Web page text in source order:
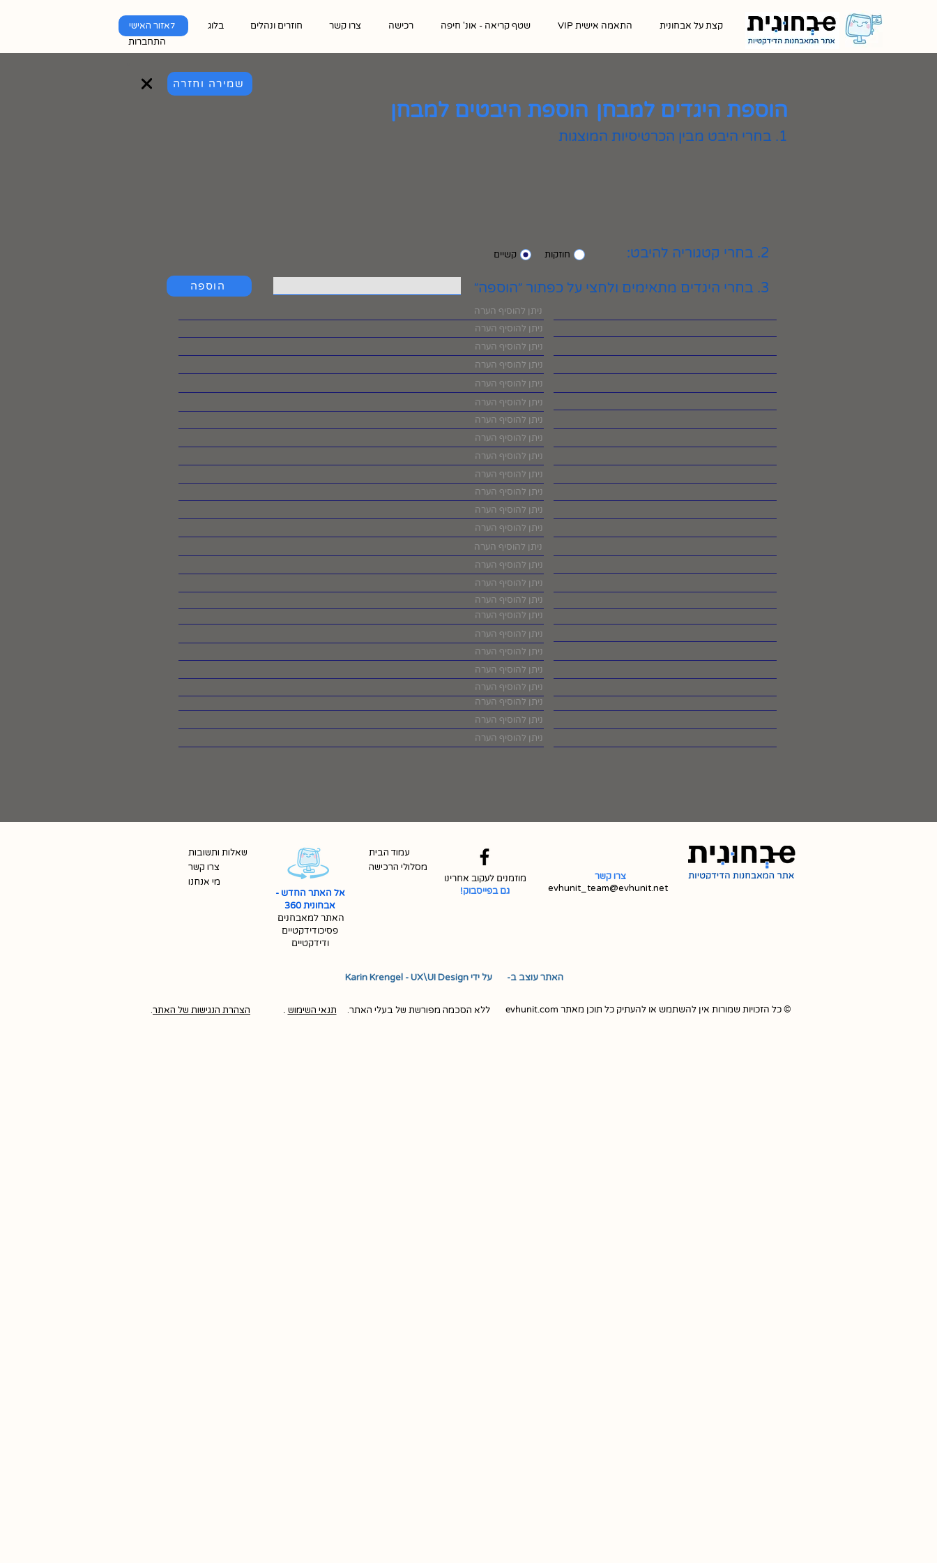
לאזור האישי
התחברות
קצת על אבחונית התאמה אישית VIP שטף קריאה - אונ' חיפה רכישה צרו קשר חוזרים ונהלים בלוג
שמירה וחזרה
הוספת היבטים למבחן הוספת היגדים למבחן
1. בחרי היבט מבין הכרטיסיות המוצגות
חוזקות קשיים 2. בחרי קטגוריה להיבט:
הוספה 3. בחרי היגדים מתאימים ולחצי על כפתור ״הוספה״
שאלות ותשובות
צרו קשר
מי אנחנו
עמוד הבית
מסלולי הרכישה
אל האתר החדש -
אבחונית 360
האתר למאבחנים
פסיכודידקטיים
ודידקטיים
מוזמנים לעקוב אחרינו
גם בפייסבוק!
צרו קשר
evhunit_team@evhunit.net
האתר עוצב ב- ​ ​ על ידי Karin Krengel - UX\UI Design
הצהרת הנגישות של האתר. ללא הסכמה מפורשת של בעלי האתר. תנאי השימוש . © כל הזכויות שמורות אין להשתמש או להעתיק כל תוכן מאתר evhunit.com